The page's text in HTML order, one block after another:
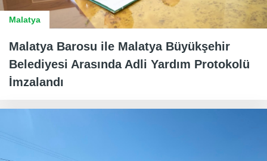
Malatya
Malatya Barosu ile Malatya Büyükşehir
Belediyesi Arasında Adli Yardım Protokolü
İmzalandı